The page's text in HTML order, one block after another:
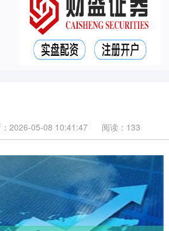
2026-05-08 10:41:47 阅读：133